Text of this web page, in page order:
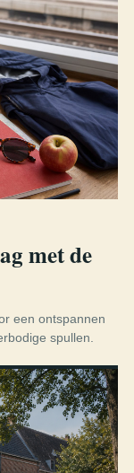
met de
een ontspannen
spullen.